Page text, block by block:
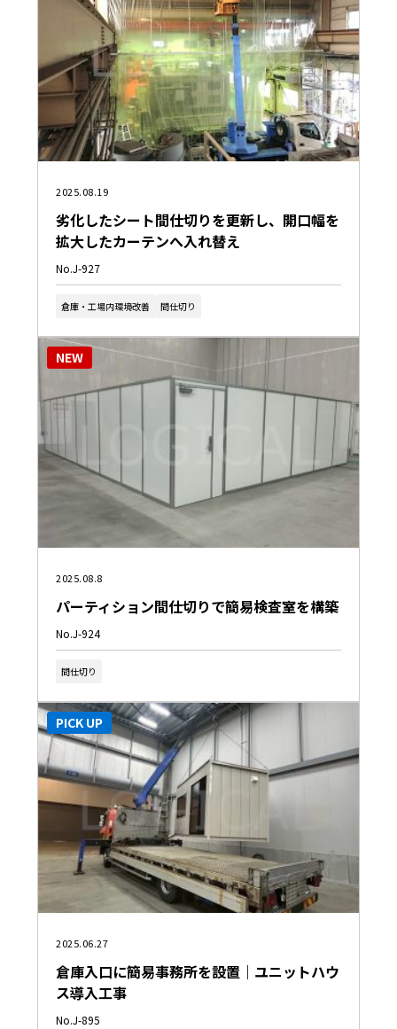
2025.08.19
劣化したシート間仕切りを更新し、開口幅を
拡大したカーテンへ入れ替え
No.J-927
倉庫・工場内環境改善 間仕切り
NEW
2025.08.8
パーティション間仕切りで簡易検査室を構築
No.J-924
間仕切り
PICK UP
2025.06.27
倉庫入口に簡易事務所を設置｜ユニットハウ
ス導入工事
No.J-895